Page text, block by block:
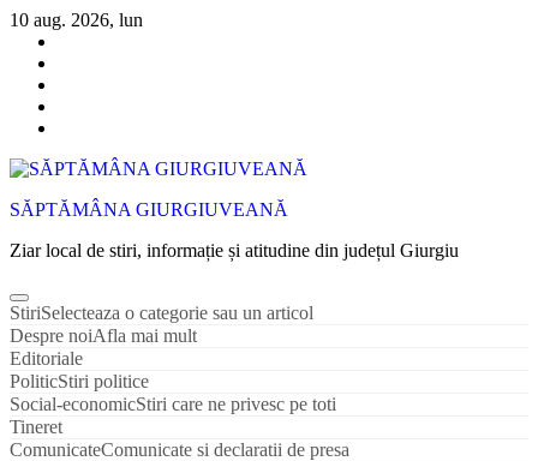
Sari
conținut
10 aug. 2026, lun
SĂPTĂMÂNA GIURGIUVEANĂ
Ziar local de stiri, informație și atitudine din județul Giurgiu
StiriSelecteaza o categorie sau un articol
Despre noiAfla mai mult
Editoriale
PoliticStiri politice
Social-economicStiri care ne privesc pe toti
Tineret
ComunicateComunicate si declaratii de presa